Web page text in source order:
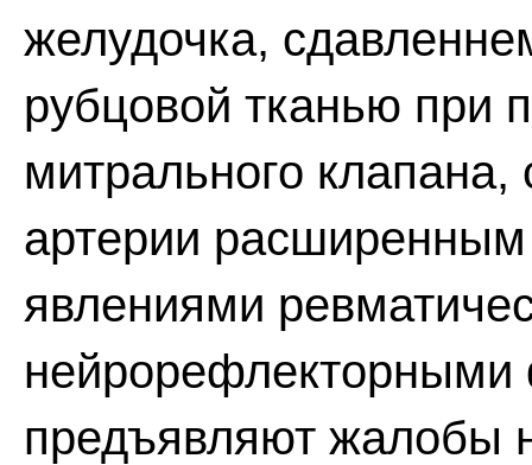
желудочка,
рубцовой тканью при
митрального
артерии
явлениями
предъявляют жалобы